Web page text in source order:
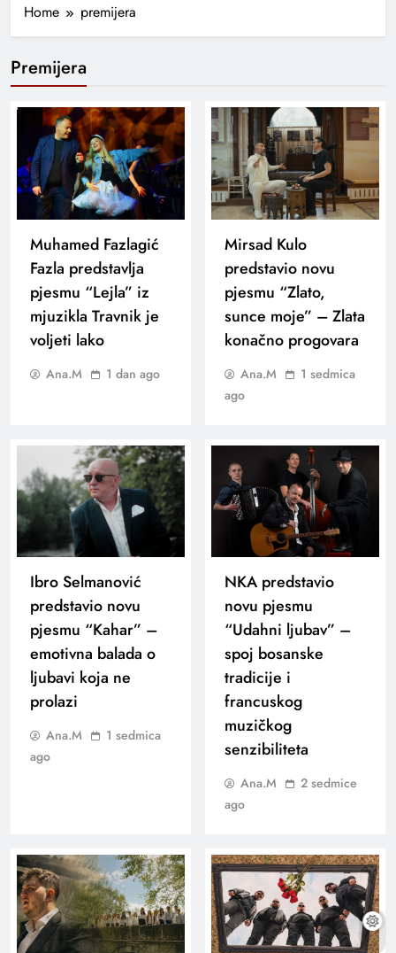
Home premijera
Premijera
Muhamed Fazlagić
Fazla predstavlja
pjesmu “Lejla” iz
mjuzikla Travnik je
voljeti lako
Ana.M 1 dan ago
Mirsad Kulo
predstavio novu
pjesmu “Zlato,
sunce moje” – Zlata
konačno progovara
Ana.M
1 sedmica
ago
Ibro Selmanović
predstavio novu
pjesmu “Kahar” –
emotivna balada o
ljubavi koja ne
prolazi
Ana.M
1 sedmica
ago
NKA predstavio
novu pjesmu
“Udahni ljubav” –
spoj bosanske
tradicije i
francuskog
muzičkog
senzibiliteta
Ana.M
2 sedmice
ago